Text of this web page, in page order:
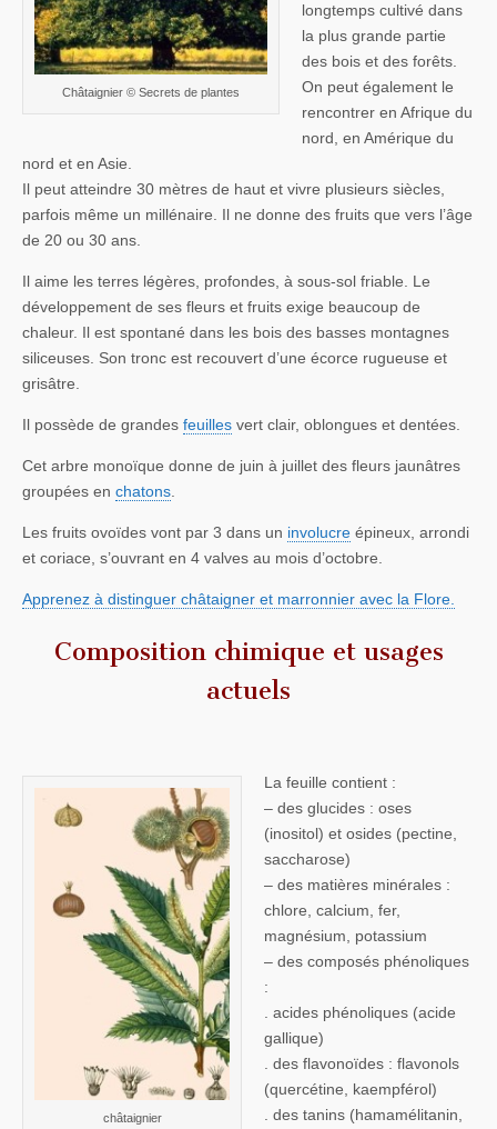
Châtaignier © Secrets de plantes
longtemps cultivé dans
la plus grande partie
des bois et des forêts.
On peut également le
rencontrer en Afrique du
nord, en Amérique du
nord et en Asie.
Il peut atteindre 30 mètres de haut et vivre plusieurs siècles,
parfois même un millénaire. Il ne donne des fruits que vers l’âge
de 20 ou 30 ans.
Il aime les terres légères, profondes, à sous-sol friable. Le
développement de ses fleurs et fruits exige beaucoup de
chaleur. Il est spontané dans les bois des basses montagnes
siliceuses. Son tronc est recouvert d’une écorce rugueuse et
grisâtre.
Il possède de grandes feuilles vert clair, oblongues et dentées.
Cet arbre monoïque donne de juin à juillet des fleurs jaunâtres
groupées en chatons.
Les fruits ovoïdes vont par 3 dans un involucre épineux, arrondi
et coriace, s’ouvrant en 4 valves au mois d’octobre.
Apprenez à distinguer châtaigner et marronnier avec la Flore.
Composition chimique et usages
actuels
châtaignier
La feuille contient :
– des glucides : oses
(inositol) et osides (pectine,
saccharose)
– des matières minérales :
chlore, calcium, fer,
magnésium, potassium
– des composés phénoliques
:
. acides phénoliques (acide
gallique)
. des flavonoïdes : flavonols
(quercétine, kaempférol)
. des tanins (hamamélitanin,